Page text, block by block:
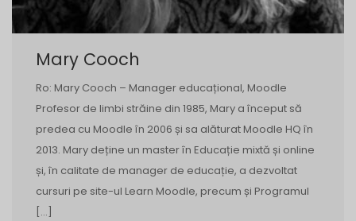
Mary Cooch
Ro: Mary Cooch – Manager educațional, Moodle
Profesor de limbi străine din 1985, Mary a început să
predea cu Moodle în 2006 și sa alăturat Moodle HQ în
2013. Mary deține un master în Educație mixtă și online
și, în calitate de manager de educație, a dezvoltat
cursuri pe site-ul Learn Moodle, precum și Programul
[…]